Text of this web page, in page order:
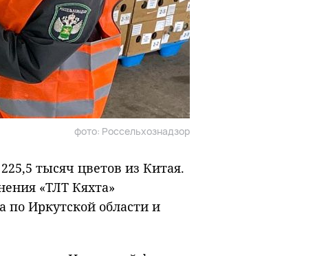
фото: Россельхознадзор
тысяч цветов из Китая.
«ТЛТ Кяхта»
по Иркутской области и